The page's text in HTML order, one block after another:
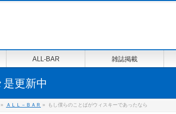
ALL-BAR 雑誌掲載
更新中
» ＡＬＬ－ＢＡＲ » もし僕らのことばがウィスキーであったなら